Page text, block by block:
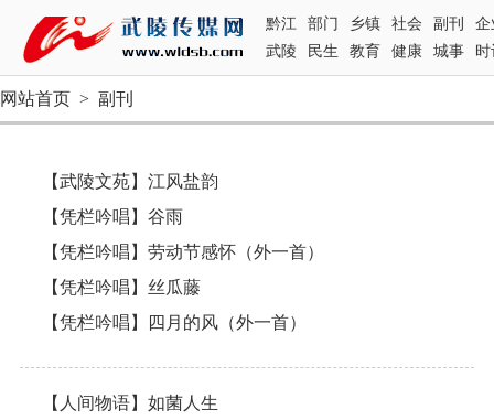
黔江 部门 乡镇 社会 副刊
企
武陵
民生 教育 健康 城事 时
网站首页 > 副刊
【武陵文苑】江风盐韵
【凭栏吟唱】谷雨
【凭栏吟唱】劳动节感怀（外一首）
【凭栏吟唱】丝瓜藤
【凭栏吟唱】四月的风（外一首）
【人间物语】如菌人生